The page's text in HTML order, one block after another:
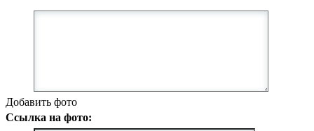
Добавить фото
Ссылка на фото: